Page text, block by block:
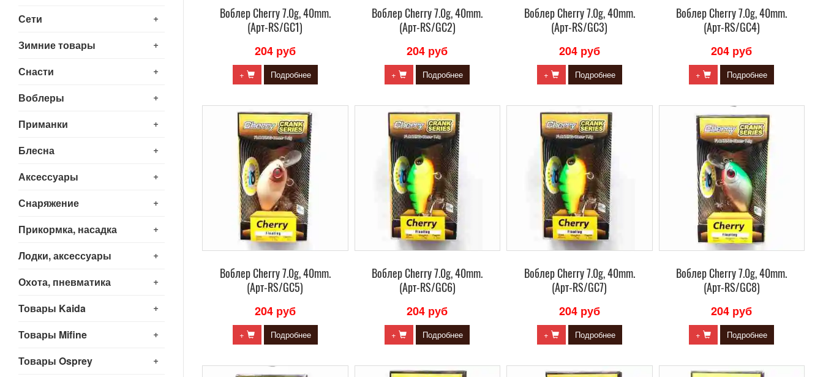
+
Сети
+
Зимние товары
+
Снасти
+
Воблеры
+
Приманки
+
Блесна
+
Аксессуары
+
Снаряжение
+
Прикормка, насадка
+
Лодки, аксессуары
+
Охота, пневматика
+
Товары Kaida
+
Товары Mifine
+
Товары Osprey
Воблер Сherry 7.0g, 40mm.
(Арт-RS/GC1)
204 руб
+ Подробнее
Воблер Сherry 7.0g, 40mm.
(Арт-RS/GC2)
204 руб
+ Подробнее
Воблер Сherry 7.0g, 40mm.
(Арт-RS/GC3)
204 руб
+ Подробнее
Воблер Сherry 7.0g, 40mm.
(Арт-RS/GC4)
204 руб
+ Подробнее
Воблер Сherry 7.0g, 40mm.
(Арт-RS/GC5)
204 руб
+ Подробнее
Воблер Сherry 7.0g, 40mm.
(Арт-RS/GC6)
204 руб
+ Подробнее
Воблер Сherry 7.0g, 40mm.
(Арт-RS/GC7)
204 руб
+ Подробнее
Воблер Сherry 7.0g, 40mm.
(Арт-RS/GC8)
204 руб
+ Подробнее